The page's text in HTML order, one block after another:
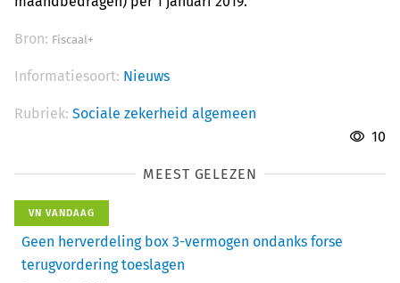
Bron: Fiscaal+
Informatiesoort: Nieuws
Rubriek: Sociale zekerheid algemeen
10
MEEST GELEZEN
VN VANDAAG
Geen herverdeling box 3-vermogen ondanks forse
terugvordering toeslagen